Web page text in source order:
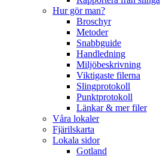
Hur gör man?
Broschyr
Metoder
Snabbguide
Handledning
Miljöbeskrivning
Viktigaste filerna
Slingprotokoll
Punktprotokoll
Länkar & mer filer
Våra lokaler
Fjärilskarta
Lokala sidor
Gotland